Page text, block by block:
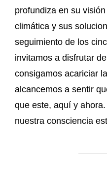
profundiza en su
climática y sus
seguimiento de los
invitamos a disfrutar
consigamos acariciar
alcancemos a sentir
que este, aquí y
nuestra consciencia